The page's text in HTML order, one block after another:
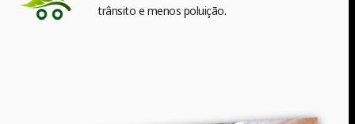
trânsito e menos poluição.